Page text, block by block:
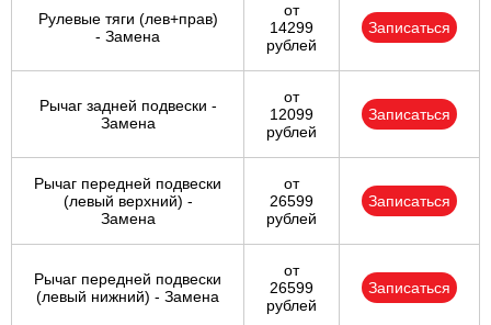
Рулевые тяги (лев+прав)
- Замена
от
14299
рублей
Записаться
Рычаг задней подвески -
Замена
от
12099
рублей
Записаться
Рычаг передней подвески
(левый верхний) -
Замена
от
26599
рублей
Записаться
Рычаг передней подвески
(левый нижний) - Замена
от
26599
рублей
Записаться